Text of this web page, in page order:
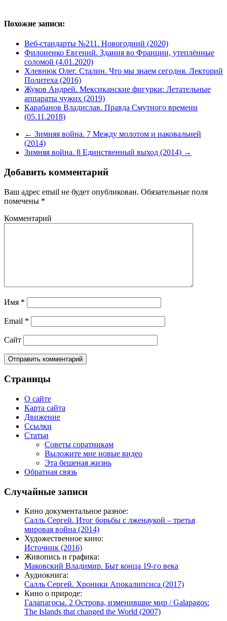
Похожие записи:
Веб-стандарты №211. Новогодний (2020)
Филоненко Евгений. Здания во Франции, утеплённые
соломой (4.01.2020)
Хлевнюк Олег. Сталин. Что мы знаем сегодня. Лекторий
Политеха (2016)
Жуков Андрей. Мексиканские фигурки: Летательные
аппараты чужих (2019)
Карабанов Владислав. Правда Смутного времени
(05.11.2018)
← Зимняя война. 7 Между молотом и наковальней
(2014)
Зимняя война. 8 Единственный выход (2014) →
Добавить комментарий
Ваш адрес email не будет опубликован. Обязательные поля
помечены *
Комментарий
Имя *
Email *
Сайт
Страницы
О сайте
Карта сайта
Движение
Ссылки
Статьи
Советы соратникам
Выложите мне новые видео
Эта бешеная жизнь
Обратная связь
Случайные записи
Кино документальное разное:
Салль Сергей. Итог борьбы с лженаукой – третья
мировая война (2014)
Художественное кино:
Источник (2016)
Живопись и графика:
Маковский Владимир. Быт конца 19-го века
Аудиокнига:
Салль Сергей. Хроники Апокалипсиса (2017)
Кино о природе:
Галапагосы. 2 Острова, изменившие мир / Galapagos:
The Islands that changed the World (2007)